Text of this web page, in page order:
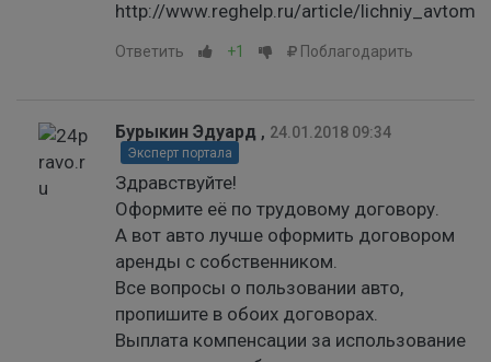
http://www.reghelp.ru/article/
Ответить +1 Поблагодарить
Бурыкин Эдуард , 24.01.2018 09:34
Эксперт портала
Здравствуйте!
Оформите её по трудовому договору.
А вот авто лучше оформить договором
аренды с собственником.
Все вопросы о пользовании авто,
пропишите в обоих договорах.
Выплата компенсации за использование